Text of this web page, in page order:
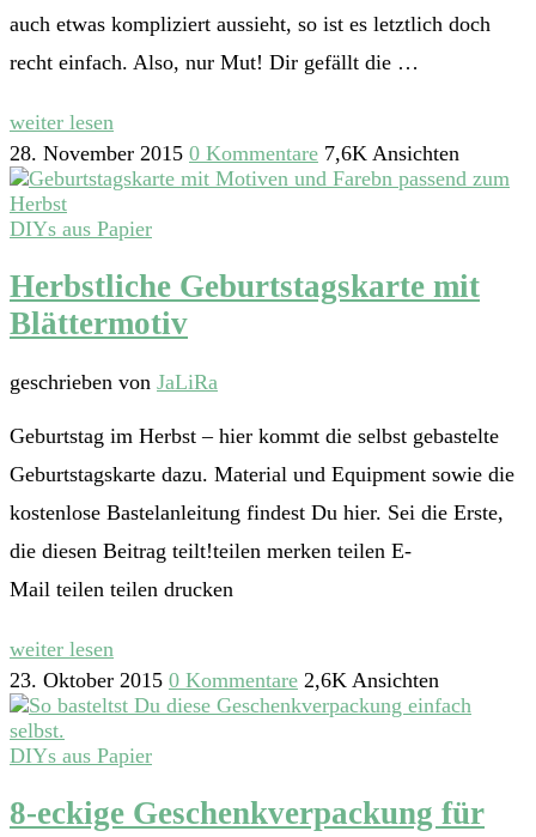
auch etwas kompliziert aussieht, so ist es letztlich doch
recht einfach. Also, nur Mut! Dir gefällt die …
weiter lesen
28. November 2015 0 Kommentare 7,6K Ansichten
DIYs aus Papier
Herbstliche Geburtstagskarte mit
Blättermotiv
geschrieben von JaLiRa
Geburtstag im Herbst – hier kommt die selbst gebastelte
Geburtstagskarte dazu. Material und Equipment sowie die
kostenlose Bastelanleitung findest Du hier. Sei die Erste,
die diesen Beitrag teilt!teilen merken teilen E-
Mail teilen teilen drucken
weiter lesen
23. Oktober 2015 0 Kommentare 2,6K Ansichten
DIYs aus Papier
8-eckige Geschenkverpackung für